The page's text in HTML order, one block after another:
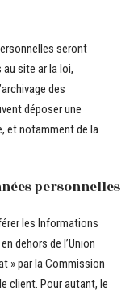
seront
site ar la loi,
des
déposer une
et notamment de la
personnelles
les Informations
dehors de l’Union
» par la Commission
client. Pour autant, le